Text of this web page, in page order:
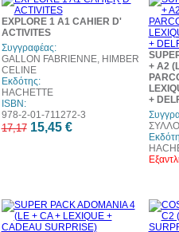
10%
EXPLORE 1 A1 CAHIER D'
ACTIVITES
Συγγραφέας:
GALLON FABRIENNE, HIMBER
CELINE
Εκδότης:
HACHETTE
ISBN:
978-2-01-711272-3
17,17 15,45 €
+ A2
+